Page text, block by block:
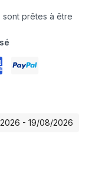
sont prêtes à être
- 19/08/2026